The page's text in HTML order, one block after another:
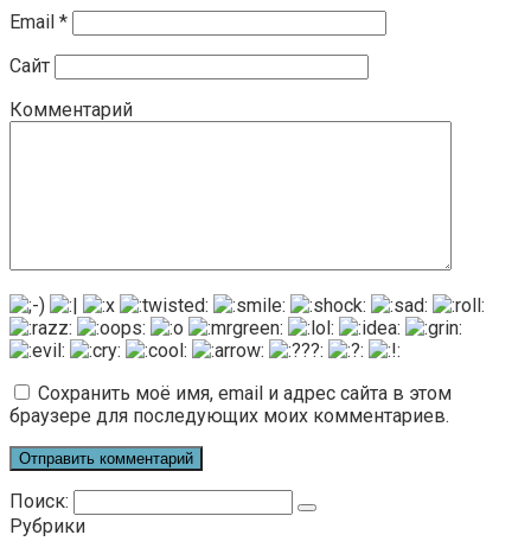
Email *
Сайт
Комментарий
Сохранить моё имя, email и адрес сайта в этом
браузере для последующих моих комментариев.
Поиск:
Рубрики